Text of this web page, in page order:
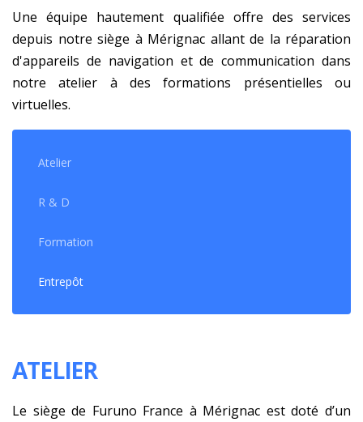
Une équipe hautement qualifiée offre des services
depuis notre siège à Mérignac allant de la réparation
d'appareils de navigation et de communication dans
notre atelier à des formations présentielles ou
virtuelles.
Atelier
R & D
Formation
Entrepôt
ATELIER
Le siège de Furuno France à Mérignac est doté d’un